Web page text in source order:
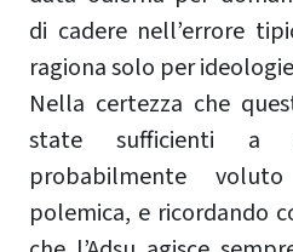
di cadere nell’errore
ragiona solo per
Nella certezza che
state sufficienti a
probabilmente
polemica, e ricordando